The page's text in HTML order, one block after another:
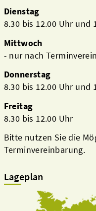
Dienstag
8.30 bis 12.00 Uhr und
Mittwoch
- nur nach
Donnerstag
8.30 bis 12.00 Uhr und
Freitag
8.30 bis 12.00 Uhr
Bitte nutzen Sie die
Terminvereinbarung.
Lageplan